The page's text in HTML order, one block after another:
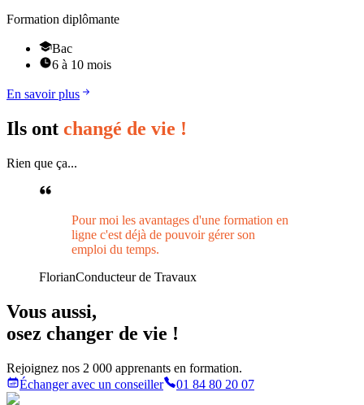
Formation diplômante
Bac
6 à 10 mois
En savoir plus
Ils ont changé de vie !
Rien que ça...
Pour moi les avantages d'une formation en
ligne c'est déjà de pouvoir gérer son
emploi du temps.
FlorianConducteur de Travaux
Vous aussi,
osez changer de vie !
Rejoignez nos 2 000 apprenants en formation.
Échanger avec un conseiller
01 84 80 20 07